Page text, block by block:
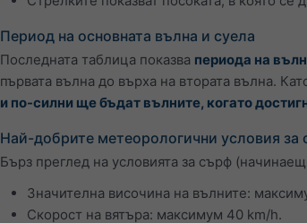
Период на основната вълна и суела
Последната таблица показва периода на
първата вълна до върха на втората вълна.
и по-силни ще бъдат вълните, когато
Най-добрите метеорологични условия за
Бърз преглед на условията за сърф
Значителна височина на вълните:
Скорост на вятъра: максимум 40 km/h.